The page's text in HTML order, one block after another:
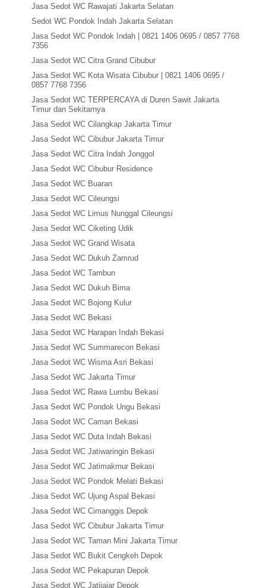
Jasa Sedot WC Rawajati Jakarta Selatan
Sedot WC Pondok Indah Jakarta Selatan
Jasa Sedot WC Pondok Indah | 0821 1406 0695 / 0857 7768
7356
Jasa Sedot WC Citra Grand Cibubur
Jasa Sedot WC Kota Wisata Cibubur | 0821 1406 0695 /
0857 7768 7356
Jasa Sedot WC TERPERCAYA di Duren Sawit Jakarta
Timur dan Sekitarnya
Jasa Sedot WC Cilangkap Jakarta Timur
Jasa Sedot WC Cibubur Jakarta Timur
Jasa Sedot WC Citra Indah Jonggol
Jasa Sedot WC Cibubur Residence
Jasa Sedot WC Buaran
Jasa Sedot WC Cileungsi
Jasa Sedot WC Limus Nunggal Cileungsi
Jasa Sedot WC Ciketing Udik
Jasa Sedot WC Grand Wisata
Jasa Sedot WC Dukuh Zamrud
Jasa Sedot WC Tambun
Jasa Sedot WC Dukuh Bima
Jasa Sedot WC Bojong Kulur
Jasa Sedot WC Bekasi
Jasa Sedot WC Harapan Indah Bekasi
Jasa Sedot WC Summarecon Bekasi
Jasa Sedot WC Wisma Asri Bekasi
Jasa Sedot WC Jakarta Timur
Jasa Sedot WC Rawa Lumbu Bekasi
Jasa Sedot WC Pondok Ungu Bekasi
Jasa Sedot WC Caman Bekasi
Jasa Sedot WC Duta Indah Bekasi
Jasa Sedot WC Jatiwaringin Bekasi
Jasa Sedot WC Jatimakmur Bekasi
Jasa Sedot WC Pondok Melati Bekasi
Jasa Sedot WC Ujung Aspal Bekasi
Jasa Sedot WC Cimanggis Depok
Jasa Sedot WC Cibubur Jakarta Timur
Jasa Sedot WC Taman Mini Jakarta Timur
Jasa Sedot WC Bukit Cengkeh Depok
Jasa Sedot WC Pekapuran Depok
Jasa Sedot WC Jatijajar Depok